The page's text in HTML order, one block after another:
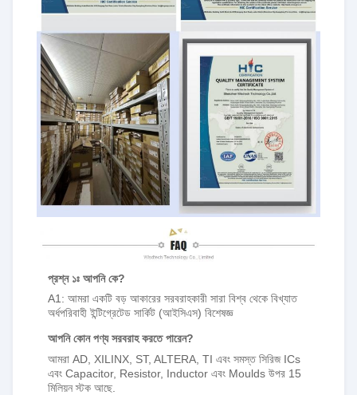
প্রশ্ন ১ঃ আপনি কে?
A1: আমরা একটি বড় আকারের সরবরাহকারী সারা বিশ্ব থেকে বিখ্যাত
অর্ধপরিবাহী ইন্টিগ্রেটেড সার্কিট (আইসিএস) বিশেষজ্ঞ
আপনি কোন পণ্য সরবরাহ করতে পারেন?
আমরা AD, XILINX, ST, ALTERA, TI এবং সমস্ত সিরিজ ICs
এবং Capacitor, Resistor, Inductor এবং Moulds উপর 15
মিলিয়ন স্টক আছে.